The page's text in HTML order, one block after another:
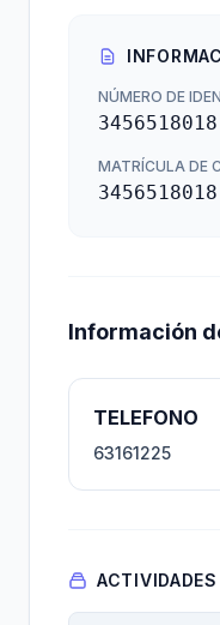
NÚMERO DE
3456518018
MATRÍCULA DE
3456518018
Información
TELEFONO
63161225